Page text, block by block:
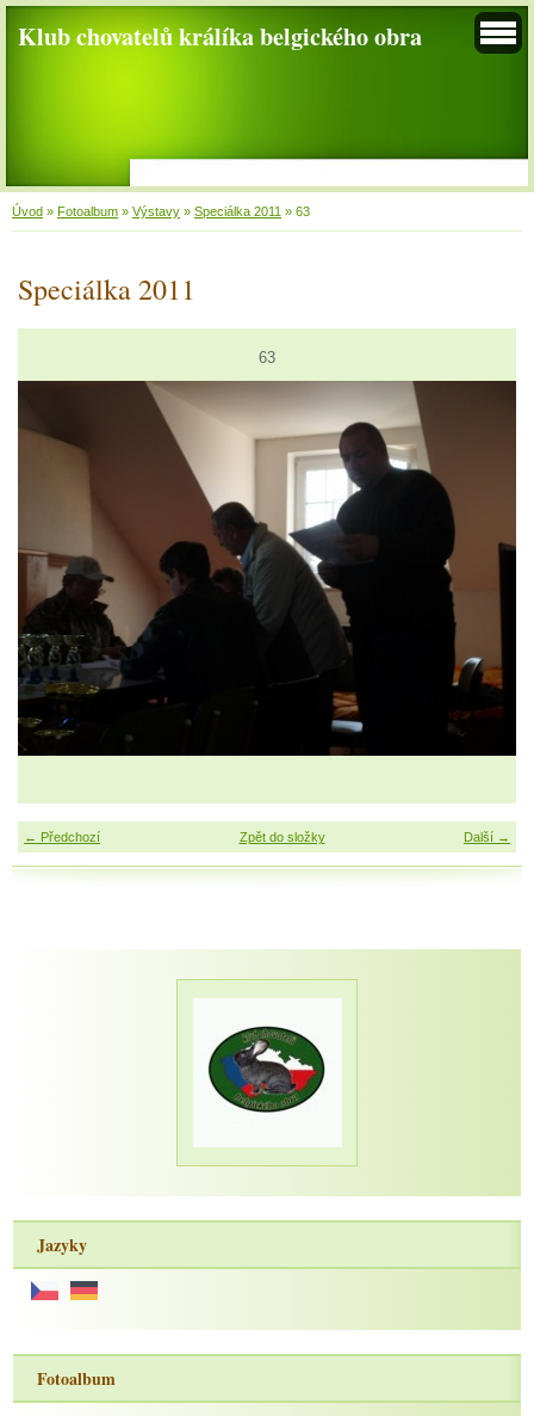
Klub chovatelů králíka belgického obra
Úvod » Fotoalbum » Výstavy » Speciálka 2011 » 63
Speciálka 2011
63
← Předchozí Další →
Zpět do složky
Jazyky
Fotoalbum